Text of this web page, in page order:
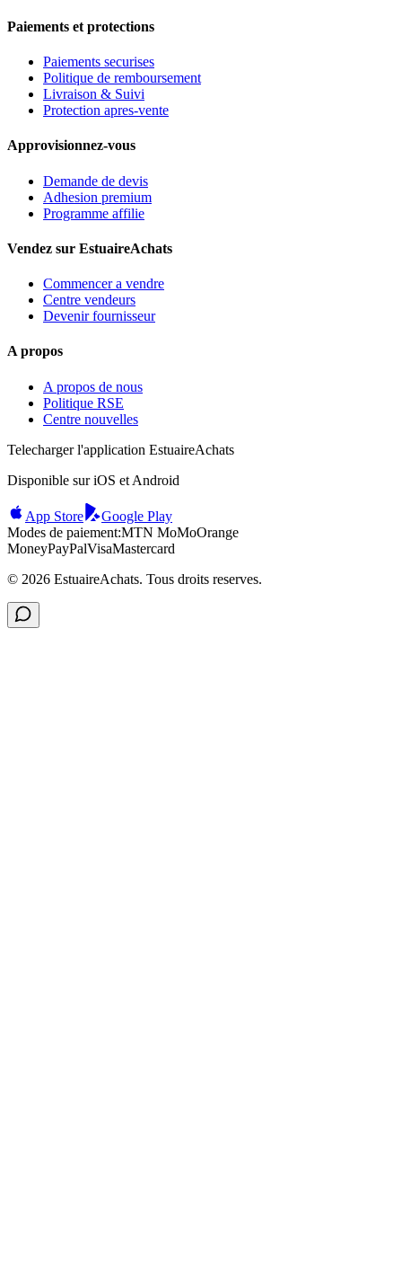
Paiements et protections
Paiements securises
Politique de remboursement
Livraison & Suivi
Protection apres-vente
Approvisionnez-vous
Demande de devis
Adhesion premium
Programme affilie
Vendez sur EstuaireAchats
Commencer a vendre
Centre vendeurs
Devenir fournisseur
A propos
A propos de nous
Politique RSE
Centre nouvelles
Telecharger l'application EstuaireAchats
Disponible sur iOS et Android
App Store
Google Play
Modes de paiement:MTN MoMoOrange
MoneyPayPalVisaMastercard
© 2026 EstuaireAchats. Tous droits reserves.